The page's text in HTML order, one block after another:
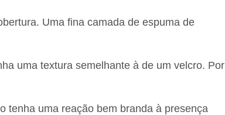
Uma fina camada de espuma de
uma textura semelhante à de um velcro. Por
tenha uma reação bem branda à presença